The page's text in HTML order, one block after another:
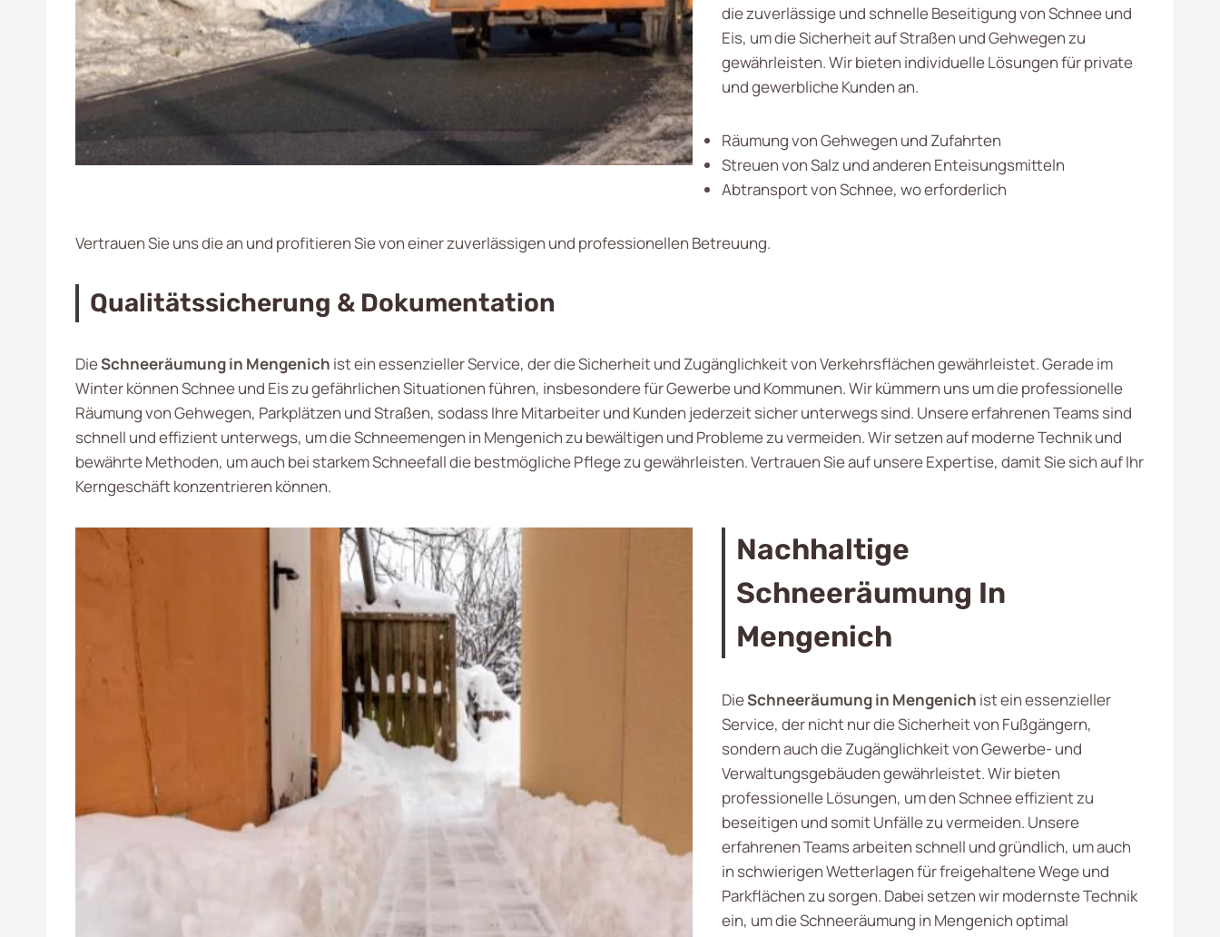
die zuverlässige und schnelle Beseitigung von Schnee und
Eis, um die Sicherheit auf Straßen und Gehwegen zu
gewährleisten. Wir bieten individuelle Lösungen für private
und gewerbliche Kunden an.
Räumung von Gehwegen und Zufahrten
Streuen von Salz und anderen Enteisungsmitteln
Abtransport von Schnee, wo erforderlich
Vertrauen Sie uns die an und profitieren Sie von einer zuverlässigen und professionellen Betreuung.
Qualitätssicherung & Dokumentation
DieSchneeräumung in Mengenich ist ein essenzieller Service, der die Sicherheit und Zugänglichkeit von Verkehrsflächen gewährleistet. Gerade im
Winter können Schnee und Eis zu gefährlichen Situationen führen, insbesondere für Gewerbe und Kommunen. Wir kümmern uns um die professionelle
Räumung von Gehwegen, Parkplätzen und Straßen, sodass Ihre Mitarbeiter und Kunden jederzeit sicher unterwegs sind. Unsere erfahrenen Teams sind
schnell und effizient unterwegs, um die Schneemengen in Mengenich zu bewältigen und Probleme zu vermeiden. Wir setzen auf moderne Technik und
bewährte Methoden, um auch bei starkem Schneefall die bestmögliche Pflege zu gewährleisten. Vertrauen Sie auf unsere Expertise, damit Sie sich auf Ihr
Kerngeschäft konzentrieren können.
Nachhaltige
Schneeräumung In
Mengenich
DieSchneeräumung in Mengenich ist ein essenzieller
Service, der nicht nur die Sicherheit von Fußgängern,
sondern auch die Zugänglichkeit von Gewerbe- und
Verwaltungsgebäuden gewährleistet. Wir bieten
professionelle Lösungen, um den Schnee effizient zu
beseitigen und somit Unfälle zu vermeiden. Unsere
erfahrenen Teams arbeiten schnell und gründlich, um auch
in schwierigen Wetterlagen für freigehaltene Wege und
Parkflächen zu sorgen. Dabei setzen wir modernste Technik
ein, um die Schneeräumung in Mengenich optimal